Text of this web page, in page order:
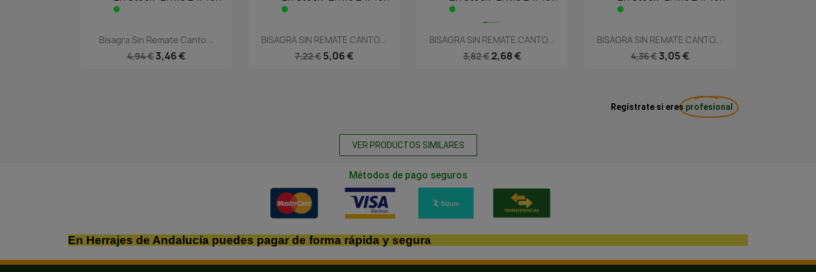
Vista rápida
Bisagra Sin Remate Canto...
4,94 € 3,46 €
Vista rápida
BISAGRA SIN REMATE CANTO...
7,22 € 5,06 €
Vista rápida
BISAGRA SIN REMATE CANTO...
3,82 € 2,68 €
Vista rápida
BISAGRA SIN REMATE CANTO...
4,36 € 3,05 €
Regístrate si eres profesional
VER PRODUCTOS SIMILARES
Métodos de pago seguros
En Herrajes de Andalucía puedes pagar de forma rápida y segura